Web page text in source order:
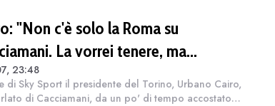
"Non c'è solo la Roma su
La vorrei tenere, ma
23:48
di Sky Sport il presidente del Torino, Urbano Cairo,
di Cacciamani, da un po' di tempo accostato